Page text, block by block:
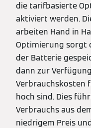
die tarifbasierte
aktiviert werden.
arbeiten Hand in
Optimierung sorgt
der Batterie
dann zur
Verbrauchskosten
hoch sind. Dies
Verbrauchs aus
niedrigem Preis